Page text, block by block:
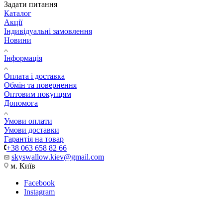
Задати питання
Каталог
Акції
Індивідуальні замовлення
Новини
Інформація
Оплата і доставка
Обмін та повернення
Оптовим покупцям
Допомога
Умови оплати
Умови доставки
Гарантія на товар
+38 063 658 82 66
skyswallow.kiev@gmail.com
м. Київ
Facebook
Instagram